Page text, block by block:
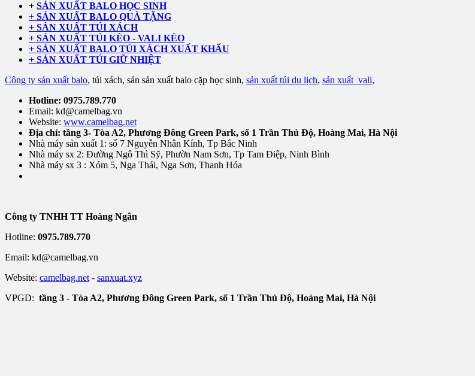
+ SẢN XUẤT BALO HỌC SINH
+ SẢN XUẤT BALO QUÀ TẶNG
+ SẢN XUẤT TÚI XÁCH
+ SẢN XUẤT TÚI KÉO - VALI KÉO
+ SẢN XUẤT BALO TÚI XÁCH XUẤT KHẨU
+ SẢN XUẤT TÚI GIỮ NHIỆT
Công ty sản xuất balo, túi xách, sản sản xuất balo cặp học sinh, sản xuất túi du lịch, sản xuất vali,
Hotline: 0975.789.770
Email: kd@camelbag.vn
Website: www.camelbag.net
Địa chỉ: tầng 3- Tòa A2, Phương Đông Green Park, số 1 Trần Thủ Độ, Hoàng Mai, Hà Nội
Nhà máy sản xuất 1: số 7 Nguyễn Nhân Kính, Tp Bắc Ninh
Nhà máy sx 2: Đường Ngô Thì Sỹ, Phườn Nam Sơn, Tp Tam Điệp, Ninh Bình
Nhà máy sx 3 : Xóm 5, Nga Thái, Nga Sơn, Thanh Hóa
Công ty TNHH TT Hoàng Ngân
Hotline: 0975.789.770
Email: kd@camelbag.vn
Website: camelbag.net - sanxuat.xyz
VPGD: tầng 3 - Tòa A2, Phương Đông Green Park, số 1 Trần Thủ Độ, Hoàng Mai, Hà Nội